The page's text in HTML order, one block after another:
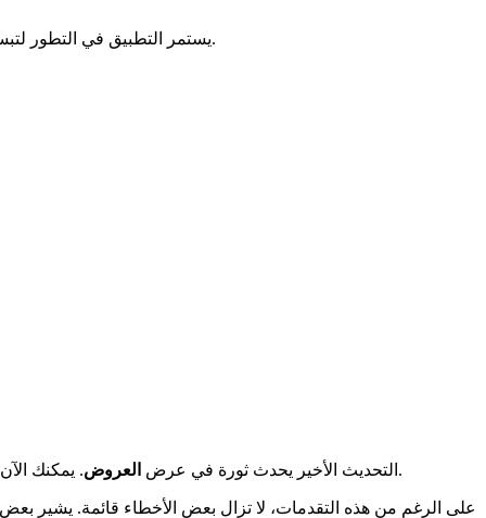
يستمر التطبيق في التطورالتي أُطلقت في سبتمبر 2025 تقدم تحسينات ملحوظة، مع الاحتفاظ ببعض التحديات التي يجب حلها.
التحديث الأخير يحدث ثورة في عرض العروض. يمكنك مع عاداتك. تضمن التذكيرات الشخصية عدم نسيان الأحداث المهمة.
على الرغم من هذه التقدمات، لا تزال بعض الأخطاء قائمة. يشير